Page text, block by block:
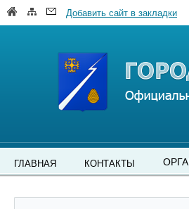
Добавить сайт в закладки
ГЛАВНАЯ КОНТАКТЫ